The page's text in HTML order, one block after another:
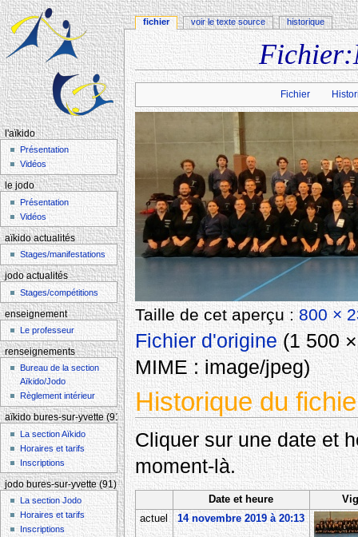
Aller à :navigation , rechercher
Fichier
Taille de cet aperçu :800 ×
Fichier d'origine‎(1 500
MIME :image/jpeg)
Historique du
Cliquer sur une date et
moment-là.
Date et heure
actuel
14 novembre 2019 à 20:13
fichier voir le texte source historique
l'aïkido
Présentation
Vidéos
le jodo
Présentation
Vidéos
aïkido actualités
Stages/manifestations
jodo actualités
Stages/compétitions
enseignement
Le professeur
renseignements
Bureau de la section
Aïkido/Jodo
Règlement intérieur
aïkido bures-sur-yvette (91)
La section Aïkido
Horaires et tarifs
Inscriptions
jodo bures-sur-yvette (91)
La section Jodo
Horaires et tarifs
Inscriptions